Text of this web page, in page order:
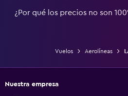
¿Por qué los precios no son
Vuelos Aerolíneas
Nuestra empresa